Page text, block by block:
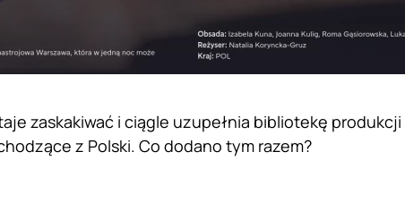
zaskakiwać i ciągle uzupełnia bibliotekę
z Polski. Co dodano tym razem?